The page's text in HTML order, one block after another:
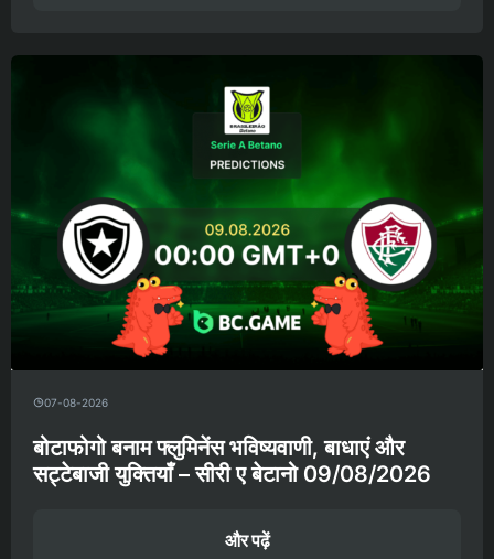
07-08-2026
बोटाफोगो बनाम फ्लुमिनेंस भविष्यवाणी, बाधाएं और
सट्टेबाजी युक्तियाँ – सीरी ए बेटानो 09/08/2026
और पढ़ें